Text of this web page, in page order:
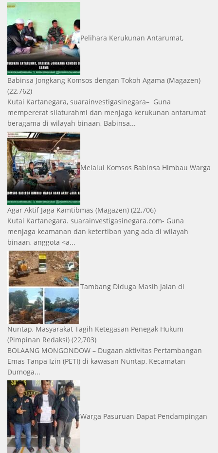
Pelihara Kerukunan Antarumat,
Babinsa Jongkang Komsos dengan Tokoh Agama (Magazen)
(22,762)
Kutai Kartanegara, suarainvestigasinegara– Guna
mempererat silaturahmi dan menjaga kerukunan antarumat
beragama di wilayah binaan, Babinsa...
Melalui Komsos Babinsa Himbau Warga
Agar Aktif Jaga Kamtibmas (Magazen) (22,706)
Kutai Kartanegara. suarainvestigasinegara.com- Guna
menjaga keamanan dan ketertiban yang ada di wilayah
binaan, anggota <a...
Tambang Diduga Masih Jalan di
Nuntap, Masyarakat Tagih Ketegasan Penegak Hukum
(Pimpinan Redaksi) (22,703)
BOLAANG MONGONDOW – Dugaan aktivitas Pertambangan
Emas Tanpa Izin (PETI) di kawasan Nuntap, Kecamatan
Dumoga...
Warga Pasuruan Dapat Pendampingan